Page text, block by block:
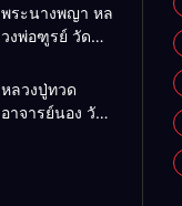
พระนางพญา หล
วงพ่อฑูรย์ วัด
พ.ศ.2512
หลวงปู่ทวด
อาจารย์นอง วัด